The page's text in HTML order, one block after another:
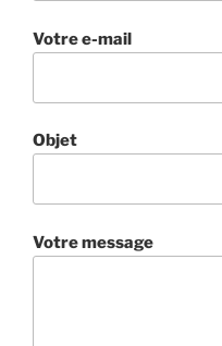
Votre e-mail
Objet
Votre message